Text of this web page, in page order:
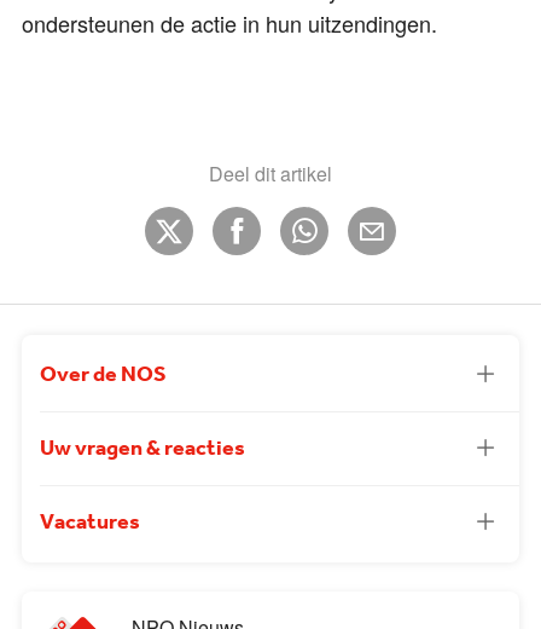
ondersteunen de actie in hun uitzendingen.
Deel dit artikel
Over de NOS
Uw vragen & reacties
Vacatures